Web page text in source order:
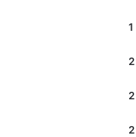
1
2
2
2